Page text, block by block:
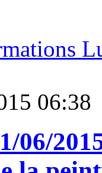
06:38
06/